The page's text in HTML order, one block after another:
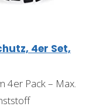
4er Set,
4er Pack – Max.